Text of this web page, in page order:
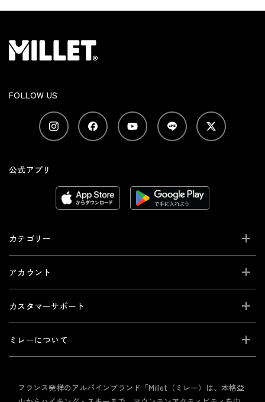
FOLLOW US
公式アプリ
カテゴリー
アカウント
カスタマーサポート
ミレーについて
フランス発祥のアルパインブランド「Millet（ミレー）は、本格登